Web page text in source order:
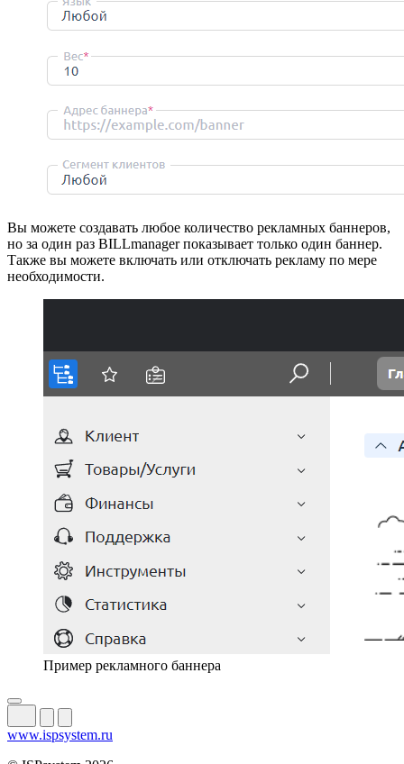
Вы можете создавать любое количество рекламных баннеров,
но за один раз BILLmanager показывает только один баннер.
Также вы можете включать или отключать рекламу по мере
необходимости.
Пример рекламного баннера
www.ispsystem.ru